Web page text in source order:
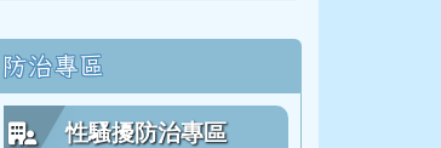
防治專區
性騷擾防治專區